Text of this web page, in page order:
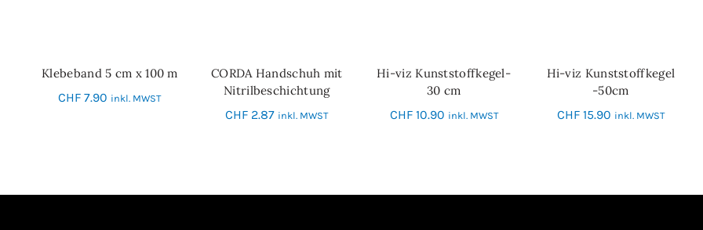
IN DEN WARENKORB
Klebeband 5 cm x 100 m
CHF 7.90 inkl. MWST
IN DEN WARENKORB
CORDA Handschuh mit
Nitrilbeschichtung
Grösse 10
CHF 2.87 inkl. MWST
IN DEN WARENKORB
Hi-viz Kunststoffkegel-
30 cm
CHF10.90 inkl. MWST
IN DEN WARENKORB
Hi-viz Kunststoffkegel
-50cm
CHF15.90 inkl. MWST